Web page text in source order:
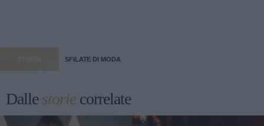
STORIA SFILATE DI MODA
Dallestoriecorrelate